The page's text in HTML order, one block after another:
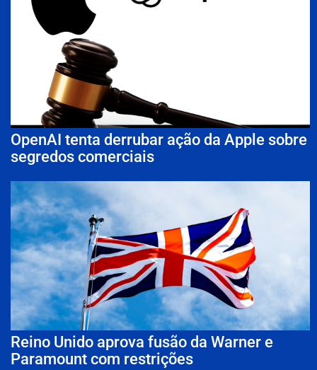
OpenAI tenta derrubar ação da Apple sobre
segredos comerciais
Reino Unido aprova fusão da Warner e
Paramount com restrições